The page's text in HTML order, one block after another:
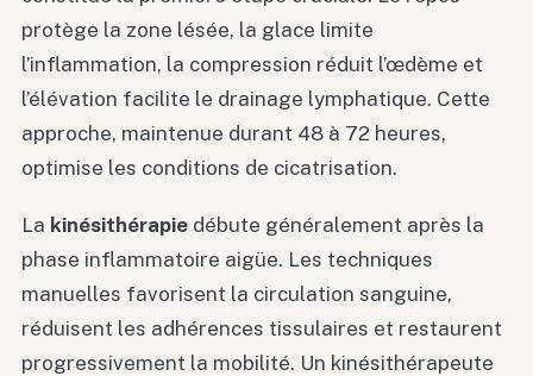
protège la zone lésée, la glace limite
l’inflammation, la compression réduit l’œdème et
l’élévation facilite le drainage lymphatique. Cette
approche, maintenue durant 48 à 72 heures,
optimise les conditions de cicatrisation.
La kinésithérapie débute généralement après la
phase inflammatoire aigüe. Les techniques
manuelles favorisent la circulation sanguine,
réduisent les adhérences tissulaires et restaurent
progressivement la mobilité. Un kinésithérapeute